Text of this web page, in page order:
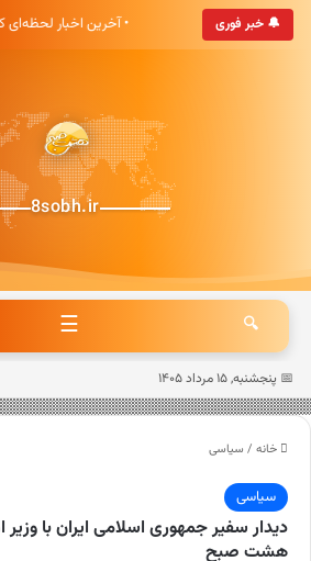
🔔 خبر فوری
صبح خوش آمدید • آخرین اخبار
8sobh.ir
🔍
☰
📅 پنجشنبه, ۱۵ مرداد ۱۴۰۵
خانه / سیاسی
سیاسی
دیدار سفیر جمهوری اسلامی ایران با وزیر
هشت صبح